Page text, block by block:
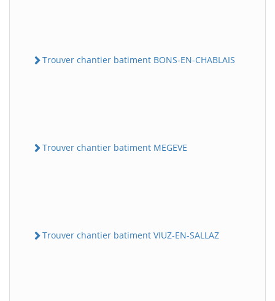
Trouver chantier batiment BONS-EN-CHABLAIS
Trouver chantier batiment MEGEVE
Trouver chantier batiment VIUZ-EN-SALLAZ